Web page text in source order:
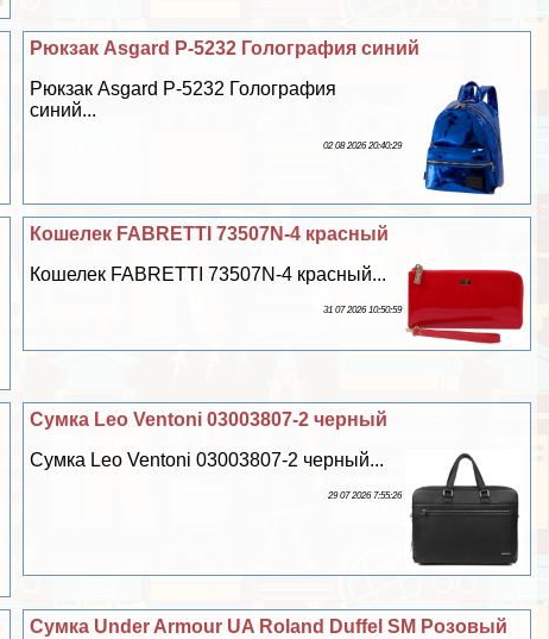
Рюкзак Asgard Р-5232 Голография синий
Рюкзак Asgard Р-5232 Голография
синий...
02 08 2026 20:40:29
Кошелек FABRETTI 73507N-4 красный
Кошелек FABRETTI 73507N-4 красный...
31 07 2026 10:50:59
Сумка Leo Ventoni 03003807-2 черный
Сумка Leo Ventoni 03003807-2 черный...
29 07 2026 7:55:26
Сумка Under Armour UA Roland Duffel SM Розовый